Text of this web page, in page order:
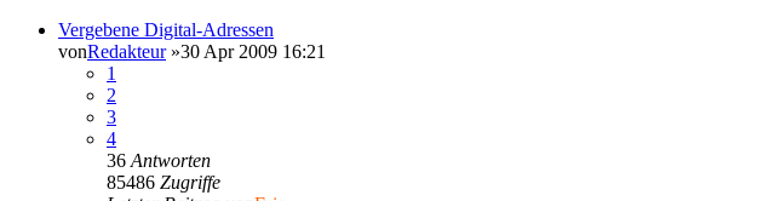
Vergebene Digital-Adressen
vonRedakteur»30 Apr 2009 16:21
1
2
3
4
36 Antworten
85486 Zugriffe